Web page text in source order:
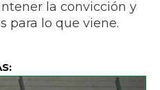
la convicción y
para lo que viene.